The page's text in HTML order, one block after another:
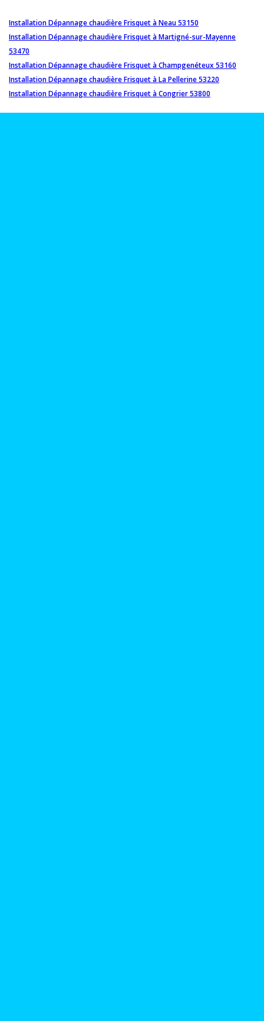
Installation Dépannage chaudière Frisquet à Neau 53150
Installation Dépannage chaudière Frisquet à Martigné-sur-Mayenne
53470
Installation Dépannage chaudière Frisquet à Champgenéteux 53160
Installation Dépannage chaudière Frisquet à La Pellerine 53220
Installation Dépannage chaudière Frisquet à Congrier 53800